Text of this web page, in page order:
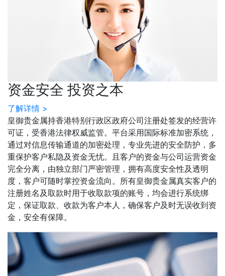
资金安全 投资之本
了解详情 >
皇御贵金属持香港特别行政区政府公司注册处签发的经营许
可证，受香港法律权威监管。平台采用国际标准加密系统，
通过对信息传输通道的加密处理，专业先进的安全防护，多
重保护客户私隐及资金无忧。且客户的资金与公司运营资金
完全分离，由独立部门严密管理，拥有高度安全性及透明
度，客户可随时掌控资金流向。所有皇御贵金属真实客户的
注册姓名及取款时用于收取款项的账号，均会进行系统绑
定，保证取款、收款为客户本人，确保客户及时无误收到资
金，安全有保障。